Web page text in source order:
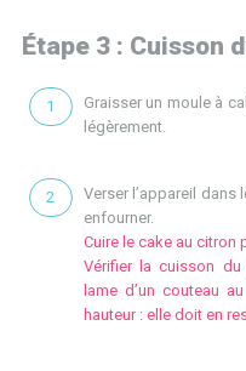
Étape 3 : Cuisson
Graisser un moule à
légèrement.
Verser l’appareil dans
enfourner.
Cuire le cake au citron
Vérifier la cuisson du
lame d’un couteau
hauteur : elle doit en